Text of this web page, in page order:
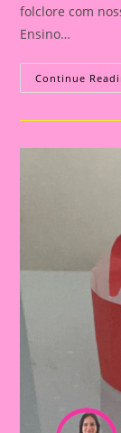
folclore com
Ensino…
Continue